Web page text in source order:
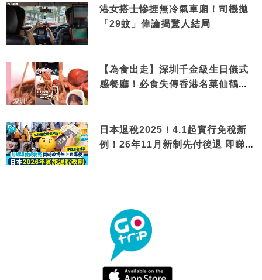
港女搭士慘捱無冷氣車廂！司機拋
「29蚊」偉論揭驚人結局
【為食出走】深圳千金級生日儀式
感餐廳！必食失傳香港名菜仙鶴神
日本退稅2025！4.1起實行免稅新
例！26年11月新制先付後退 即睇步